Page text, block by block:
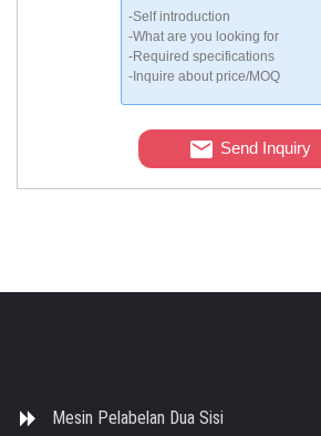
Send Inquiry
Mesin Pelabelan Dua Sisi